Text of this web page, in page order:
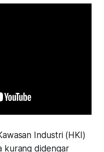
Industri (HKI)
kurang didengar